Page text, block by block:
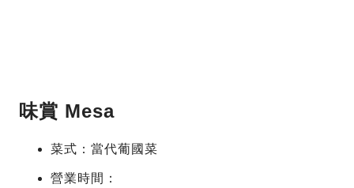
味賞 Mesa
菜式：當代葡國菜
營業時間：